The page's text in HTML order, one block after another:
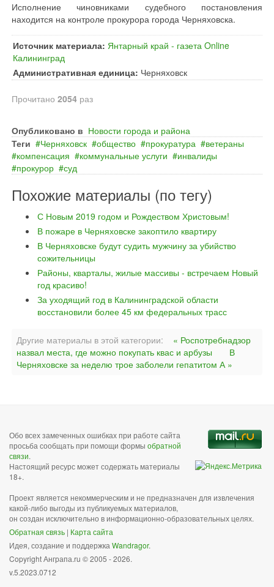
Исполнение чиновниками судебного постановления
находится на контроле прокурора города Черняховска.
Источник материала: Янтарный край - газета Online
Калининград
Административная единица: Черняховск
Прочитано 2054 раз
Опубликовано в Новости города и района
Теги
Черняховск общество прокуратура
ветераны
компенсация
коммунальные услуги
инвалиды
прокурор
суд
Похожие материалы (по тегу)
С Новым 2019 годом и Рождеством Христовым!
В пожаре в Черняховске закоптило квартиру
В Черняховске будут судить мужчину за убийство
сожительницы
Районы, кварталы, жилые массивы - встречаем Новый
год красиво!
За уходящий год в Калининградской области
восстановили более 45 км федеральных трасс
Другие материалы в этой категории:
« Роспотребнадзор
назвал места, где можно покупать квас и арбузы
В
Черняховске за неделю трое заболели гепатитом А »
Обо всех замеченных ошибках при работе сайта
просьба сообщать при помощи формы обратной
связи.
Настоящий ресурс может содержать материалы
18+.
Проект является некоммерческим и не предназначен для извлечения
какой-либо выгоды из публикуемых материалов,
он создан исключительно в информационно-образовательных целях.
Обратная связь | Карта сайта
Идея, создание и поддержка Wandragor.
Copyright Анграпа.ru © 2005 - 2026.
v.5.2023.0712